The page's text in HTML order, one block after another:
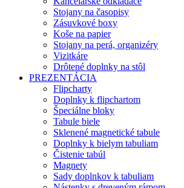
Stojany na časopisy
Zásuvkové boxy
Koše na papier
Stojany na perá, organizéry
Vizitkáre
Drôtené doplnky na stôl
PREZENTÁCIA
Flipcharty
Doplnky k flipchartom
Špeciálne bloky
Tabule biele
Sklenené magnetické tabule
Doplnky k bielym tabuliam
Čistenie tabúl
Magnety
Sady doplnkov k tabuliam